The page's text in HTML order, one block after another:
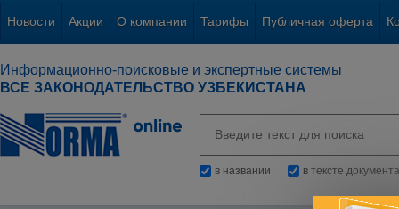
Новости Акции О компании Тарифы Публичная оферта
Информационно-поисковые и экспертные системы
ВСЕ ЗАКОНОДАТЕЛЬСТВО УЗБЕКИСТАНА
в названии в тексте документа